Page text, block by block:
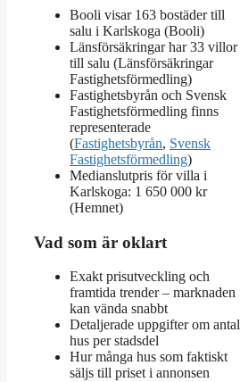
Booli visar 163 bostäder till
salu i Karlskoga (Booli)
Länsförsäkringar har 33 villor
till salu (Länsförsäkringar
Fastighetsförmedling)
Fastighetsbyrån och Svensk
Fastighetsförmedling finns
representerade
(Fastighetsbyrån, Svensk
Fastighetsförmedling)
Medianslutpris för villa i
Karlskoga: 1 650 000 kr
(Hemnet)
Vad som är oklart
Exakt prisutveckling och
framtida trender – marknaden
kan vända snabbt
Detaljerade uppgifter om antal
hus per stadsdel
Hur många hus som faktiskt
säljs till priset i annonsen